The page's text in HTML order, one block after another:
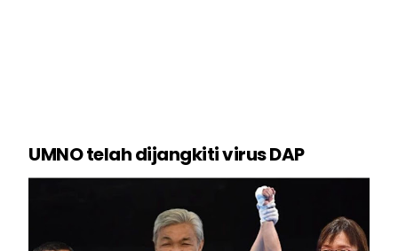
UMNO telah dijangkiti virus DAP